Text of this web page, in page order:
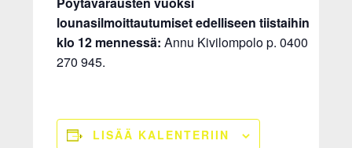
lounasilmoittautumiset edelliseen tiistaihin
klo 12 mennessä:Annu Kivilompolo p. 0400
270 945.
LISÄÄ KALENTERIIN